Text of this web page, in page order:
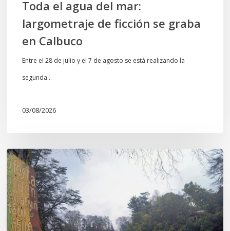
Toda el agua del mar:
largometraje de ficción se graba
en Calbuco
Entre el 28 de julio y el 7 de agosto se está realizando la
segunda…
03/08/2026
En
defensa
del
Salto
Donguil